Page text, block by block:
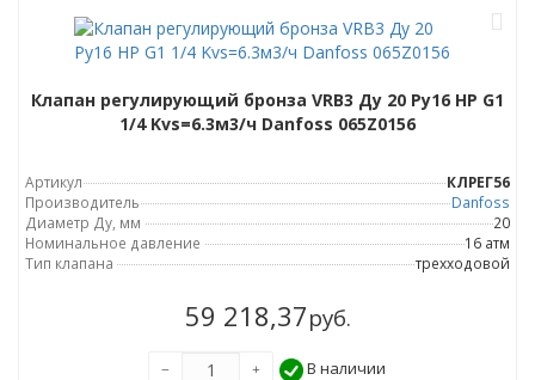
Клапан регулирующий бронза VRB3 Ду 20 Ру16 НР G1
1/4 Kvs=6.3м3/ч Danfoss 065Z0156
Артикул
КЛРЕГ56
Производитель
Danfoss
Диаметр Ду, мм
20
Номинальное давление
16 атм
Тип клапана
трехходовой
59 218,37руб.
В наличии